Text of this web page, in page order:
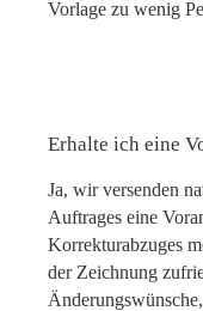
Vorlage zu wenig
Erhalte ich eine
Ja, wir versenden
Auftrages eine
Korrekturabzuges
der Zeichnung